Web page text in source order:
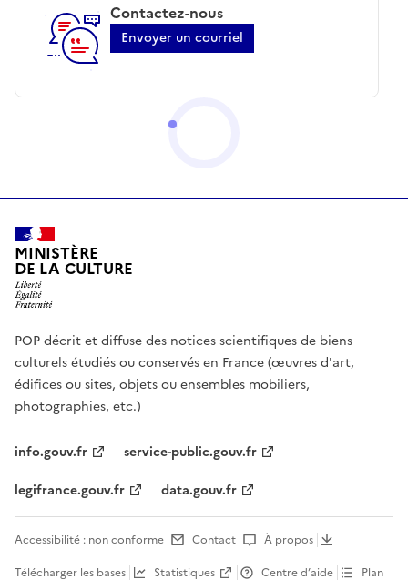
Contactez-nous
Envoyer un courriel
MINISTÈRE
DE LA CULTURE
POP décrit et diffuse des notices scientifiques de biens
culturels étudiés ou conservés en France (œuvres d'art,
édifices ou sites, objets ou ensembles mobiliers,
photographies, etc.)
info.gouv.fr
service-public.gouv.fr
legifrance.gouv.fr
data.gouv.fr
Accessibilité : non conforme Contact
À propos
Télécharger les bases
Statistiques Centre d’aide Plan